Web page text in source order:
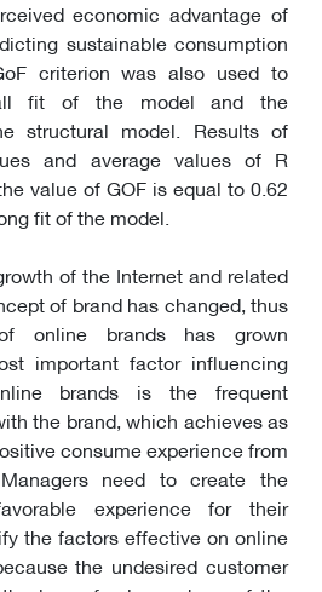
economic advantage of
sustainable consumption
criterion was also used to
fit of the model and the
structural model. Results of
and average values of R
value of GOF is equal to 0.62
fit of the model.
of the Internet and related
of brand has changed, thus
online brands has grown
important factor influencing
brands is the frequent
the brand, which achieves as
consume experience from
need to create the
experience for their
the factors effective on online
the undesired customer